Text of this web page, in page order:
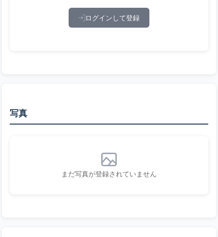
ログインして登録
写真
まだ写真が登録されていません